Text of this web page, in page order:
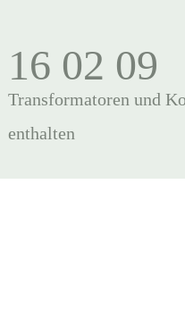
16 02 09
Transformatoren und
enthalten